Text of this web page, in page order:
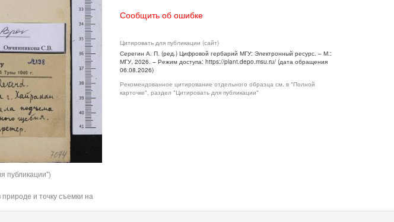
публикации")
и точку съемки на
Сообщить об ошибке
Цитировать для публикации (сайт)
Серегин А. П. (ред.) Цифровой гербарий МГУ: Электронный ресурс. – М.:
МГУ, 2026. – Режим доступа: https://plant.depo.msu.ru/ (дата обращения
06.08.2026)
Рекомендованное цитирование отдельного образца см. в "Полной
карточке", раздел "Цитировать для публикации"